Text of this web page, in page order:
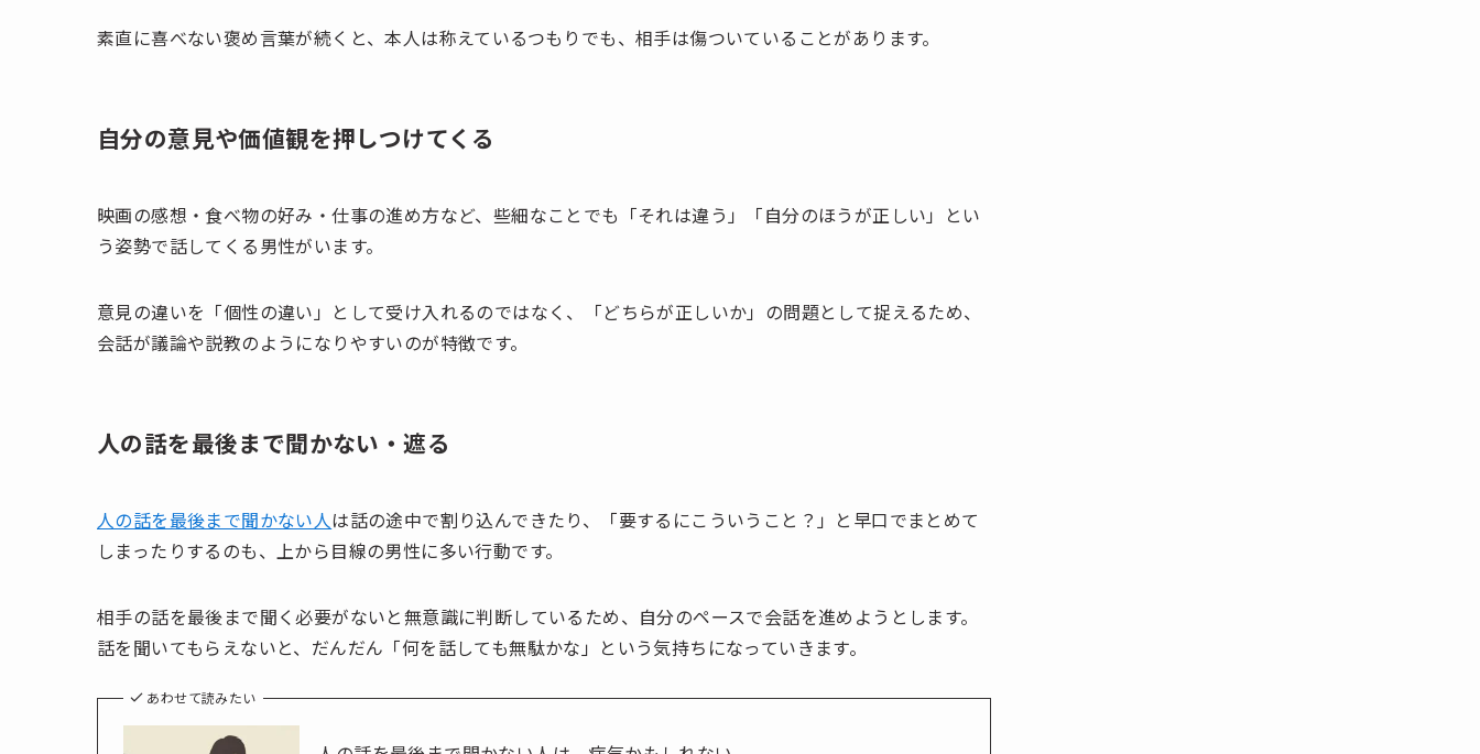
素直に喜べない褒め言葉が続くと、本人は称えているつもりでも、相手は傷ついていることがあります。
自分の意見や価値観を押しつけてくる
映画の感想・食べ物の好み・仕事の進め方など、些細なことでも「それは違う」「自分のほうが正しい」とい
う姿勢で話してくる男性がいます。
意見の違いを「個性の違い」として受け入れるのではなく、「どちらが正しいか」の問題として捉えるため、
会話が議論や説教のようになりやすいのが特徴です。
人の話を最後まで聞かない・遮る
人の話を最後まで聞かない人は話の途中で割り込んできたり、「要するにこういうこと？」と早口でまとめて
しまったりするのも、上から目線の男性に多い行動です。
相手の話を最後まで聞く必要がないと無意識に判断しているため、自分のペースで会話を進めようとします。
話を聞いてもらえないと、だんだん「何を話しても無駄かな」という気持ちになっていきます。
あわせて読みたい